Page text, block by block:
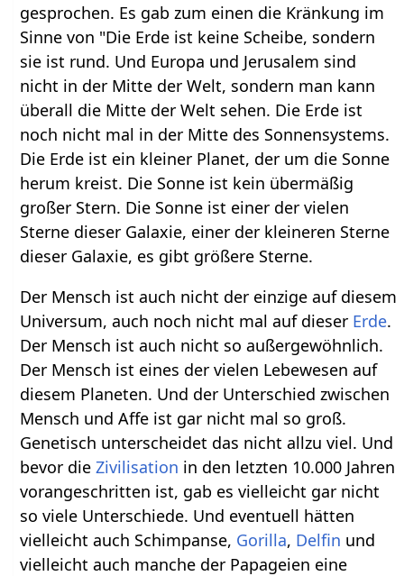
gesprochen. Es gab zum einen die Kränkung im
Sinne von "Die Erde ist keine Scheibe, sondern
sie ist rund. Und Europa und Jerusalem sind
nicht in der Mitte der Welt, sondern man kann
überall die Mitte der Welt sehen. Die Erde ist
noch nicht mal in der Mitte des Sonnensystems.
Die Erde ist ein kleiner Planet, der um die Sonne
herum kreist. Die Sonne ist kein übermäßig
großer Stern. Die Sonne ist einer der vielen
Sterne dieser Galaxie, einer der kleineren Sterne
dieser Galaxie, es gibt größere Sterne.
Der Mensch ist auch nicht der einzige auf diesem
Universum, auch noch nicht mal auf dieser Erde.
Der Mensch ist auch nicht so außergewöhnlich.
Der Mensch ist eines der vielen Lebewesen auf
diesem Planeten. Und der Unterschied zwischen
Mensch und Affe ist gar nicht mal so groß.
Genetisch unterscheidet das nicht allzu viel. Und
bevor dieZivilisation in den letzten 10.000 Jahren
vorangeschritten ist, gab es vielleicht gar nicht
so viele Unterschiede. Und eventuell hätten
vielleicht auch Schimpanse, Gorilla, Delfin und
vielleicht auch manche der Papageien eine